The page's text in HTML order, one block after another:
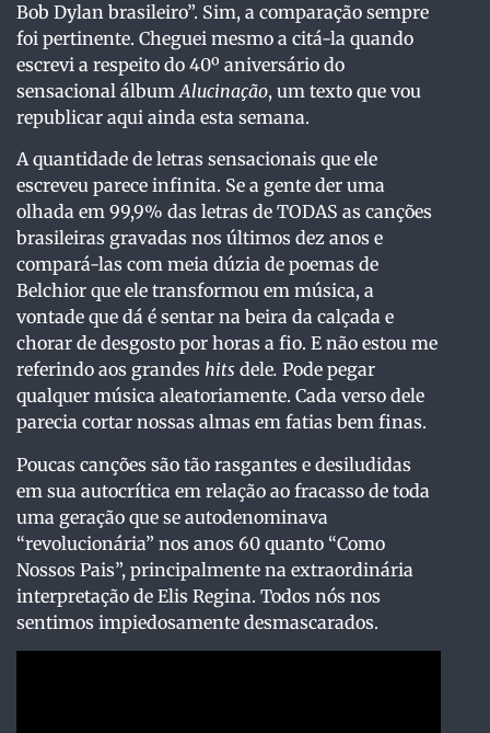
Bob Dylan brasileiro”. Sim, a comparação sempre
foi pertinente. Cheguei mesmo a citá-la quando
escrevi a respeito do 40º aniversário do
sensacional álbumAlucinação, um texto que vou
republicar aqui ainda esta semana.
A quantidade de letras sensacionais que ele
escreveu parece infinita. Se a gente der uma
olhada em 99,9% das letras de TODAS as canções
brasileiras gravadas nos últimos dez anos e
compará-las com meia dúzia de poemas de
Belchior que ele transformou em música, a
vontade que dá é sentar na beira da calçada e
chorar de desgosto por horas a fio. E não estou me
referindo aos grandes hits dele. Pode pegar
qualquer música aleatoriamente. Cada verso dele
parecia cortar nossas almas em fatias bem finas.
Poucas canções são tão rasgantes e desiludidas
em sua autocrítica em relação ao fracasso de toda
uma geração que se autodenominava
“revolucionária” nos anos 60 quanto “Como
Nossos Pais”, principalmente na extraordinária
interpretação de Elis Regina. Todos nós nos
sentimos impiedosamente desmascarados.